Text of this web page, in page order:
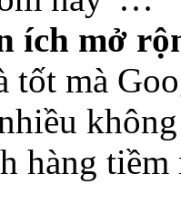
ích mở
tốt mà
hàng